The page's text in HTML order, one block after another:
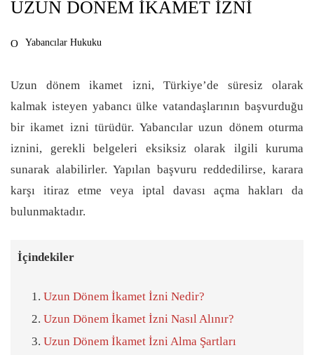
UZUN DÖNEM İKAMET İZNI
Yabancılar Hukuku
Uzun dönem ikamet izni, Türkiye’de süresiz olarak
kalmak isteyen yabancı ülke vatandaşlarının başvurduğu
bir ikamet izni türüdür. Yabancılar uzun dönem oturma
iznini, gerekli belgeleri eksiksiz olarak ilgili kuruma
sunarak alabilirler. Yapılan başvuru reddedilirse, karara
karşı itiraz etme veya iptal davası açma hakları da
bulunmaktadır.
İçindekiler
Uzun Dönem İkamet İzni Nedir?
Uzun Dönem İkamet İzni Nasıl Alınır?
Uzun Dönem İkamet İzni Alma Şartları